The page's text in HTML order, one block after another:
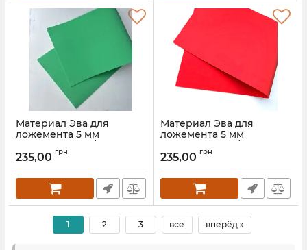
Материал Эва для
ложемента 5 мм
зеленый 100 кг/м3 (50*150
см)
Артикул: 90023
235,00 грн
Материал Эва для
ложемента 5 мм
красный 100 кг/м3 (50*150
см)
Артикул: 90024
235,00 грн
1 2 3 все вперёд »